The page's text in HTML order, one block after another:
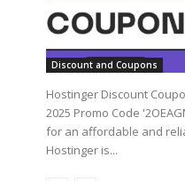
Discount and Coupons
Hostinger Discount
2025 Promo Code
for an affordable and
Hostinger is...